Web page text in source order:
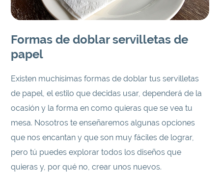
Formas de doblar servilletas de
papel
Existen muchísimas formas de doblar tus servilletas
de papel, el estilo que decidas usar, dependerá de la
ocasión y la forma en como quieras que se vea tu
mesa. Nosotros te enseñaremos algunas opciones
que nos encantan y que son muy fáciles de lograr,
pero tú puedes explorar todos los diseños que
quieras y, por qué no, crear unos nuevos.